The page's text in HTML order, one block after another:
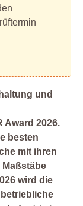
und
Award 2026.
besten
mit ihren
wird die